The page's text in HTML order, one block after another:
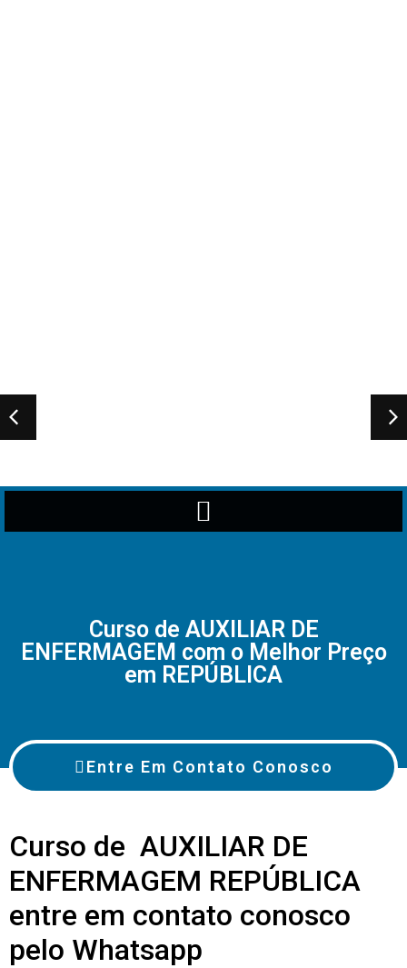
Curso de AUXILIAR DE
ENFERMAGEM com o Melhor Preço
em REPÚBLICA
Entre Em Contato Conosco
Curso de AUXILIAR DE
ENFERMAGEM REPÚBLICA
entre em contato conosco
pelo Whatsapp